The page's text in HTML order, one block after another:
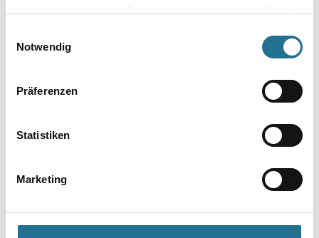
haben oder die sie im Rahmen Ihrer Nutzung der Dienste
Notwendig
Präferenzen
Statistiken
Marketing
PRODUKTEIGENSCHAFTEN
ZUSATZINFOS
GEFAHRENHINWEISE